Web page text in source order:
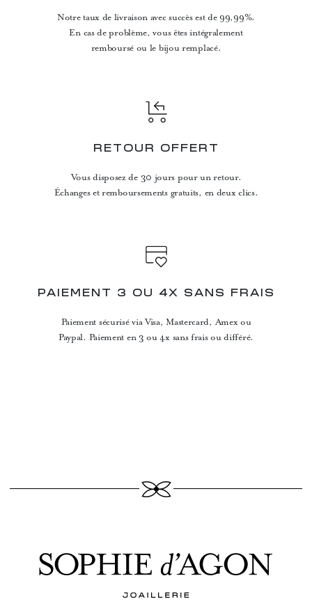
Notre taux de livraison avec succès est de 99,99%.
En cas de problème, vous êtes intégralement
remboursé ou le bijou remplacé.
RETOUR OFFERT
Vous disposez de 30 jours pour un retour.
Échanges et remboursements gratuits, en deux clics.
PAIEMENT 3 OU 4X SANS FRAIS
Paiement sécurisé via Visa, Mastercard, Amex ou
Paypal. Paiement en 3 ou 4x sans frais ou différé.